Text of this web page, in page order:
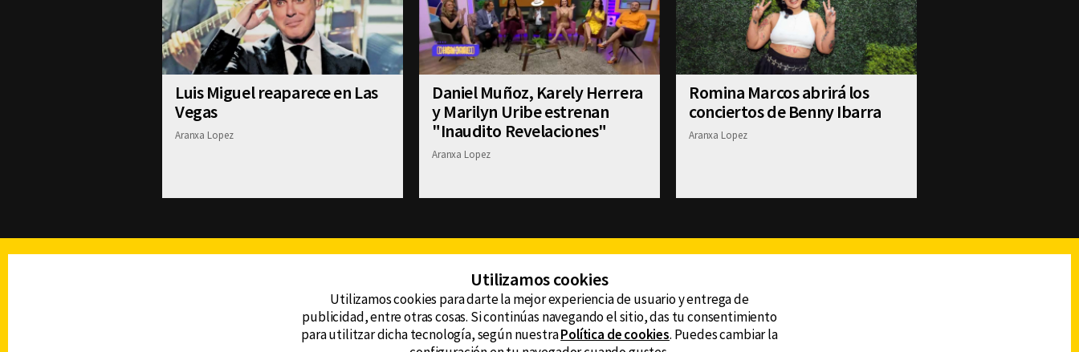
Luis Miguel reaparece en Las
Vegas
Aranxa Lopez
Daniel Muñoz, Karely Herrera
y Marilyn Uribe estrenan
"Inaudito Revelaciones"
Aranxa Lopez
Romina Marcos abrirá los
conciertos de Benny Ibarra
Aranxa Lopez
DERECHOS RESERVADOS © CANAL 6 2026
Prohibida la reproducción total o parcial, incluyendo
CONTACTO
AVISO DE PRIVACIDAD
Utilizamos cookies
Utilizamos cookies para darte la mejor experiencia de usuario y entrega de
publicidad, entre otras cosas. Si continúas navegando el sitio, das tu consentimiento
para utilitzar dicha tecnología, según nuestraPolítica de cookies. Puedes cambiar la